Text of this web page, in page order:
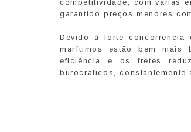
competitividade, com várias
garantido preços menores
Devido à forte
marítimos estão bem mais
eficiência e os fretes
burocráticos,